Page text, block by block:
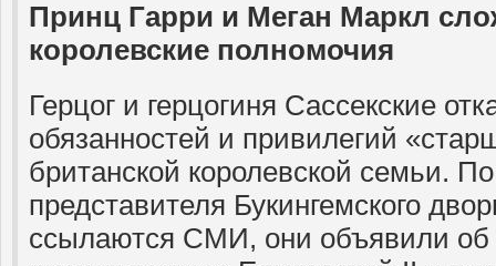
Принц Гарри и Меган Маркл
королевские полномочия
Герцог и герцогиня Сассекские
обязанностей и привилегий
британской королевской семьи.
представителя Букингемского
ссылаются СМИ, они объявили об